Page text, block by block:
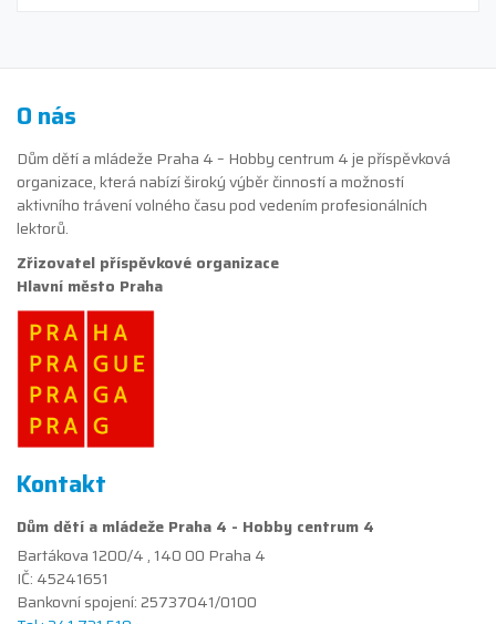
O nás
Dům dětí a mládeže Praha 4 – Hobby centrum 4 je příspěvková
organizace, která nabízí široký výběr činností a možností
aktivního trávení volného času pod vedením profesionálních
lektorů.
Zřizovatel příspěvkové organizace
Hlavní město Praha
Kontakt
Dům dětí a mládeže Praha 4 - Hobby centrum 4
Bartákova 1200/4 , 140 00 Praha 4
IČ: 45241651
Bankovní spojení: 25737041/0100